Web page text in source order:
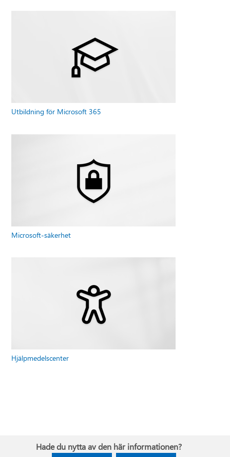
Utbildning för Microsoft 365
Microsoft-säkerhet
Hjälpmedelscenter
Hade du nytta av den här informationen?